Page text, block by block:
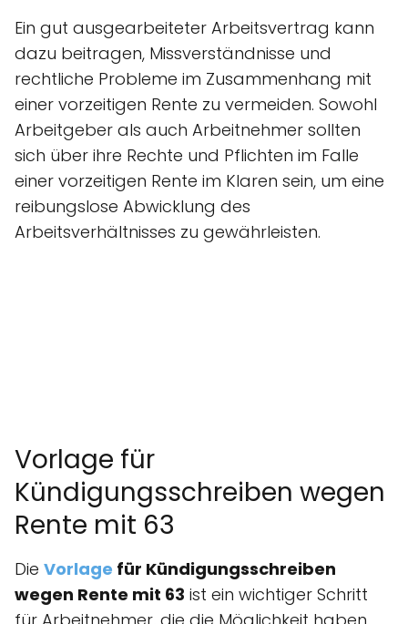
Ein gut ausgearbeiteter Arbeitsvertrag kann
dazu beitragen, Missverständnisse und
rechtliche Probleme im Zusammenhang mit
einer vorzeitigen Rente zu vermeiden. Sowohl
Arbeitgeber als auch Arbeitnehmer sollten
sich über ihre Rechte und Pflichten im Falle
einer vorzeitigen Rente im Klaren sein, um eine
reibungslose Abwicklung des
Arbeitsverhältnisses zu gewährleisten.
Vorlage für
Kündigungsschreiben wegen
Rente mit 63
Die Vorlage für Kündigungsschreiben
wegen Rente mit 63 ist ein wichtiger Schritt